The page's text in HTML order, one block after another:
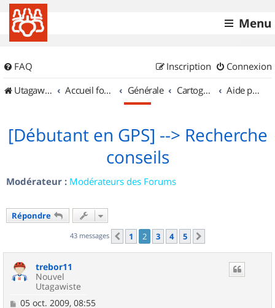
Menu
FAQ Connexion
Inscription
UtagawaVTT (Randos VTT et VTTAE avec traces GPS)
Accueil forum Générale Cartographie et GPS Aide pour l'achat d'un GPS
[Débutant en GPS] --> Recherche
conseils
Modérateur : Modérateurs des Forums
Répondre
43 messages Précédent
1 2 3 4 5
trebor11
Nouvel
Utagawiste
M
05 oct. 2009, 08:55